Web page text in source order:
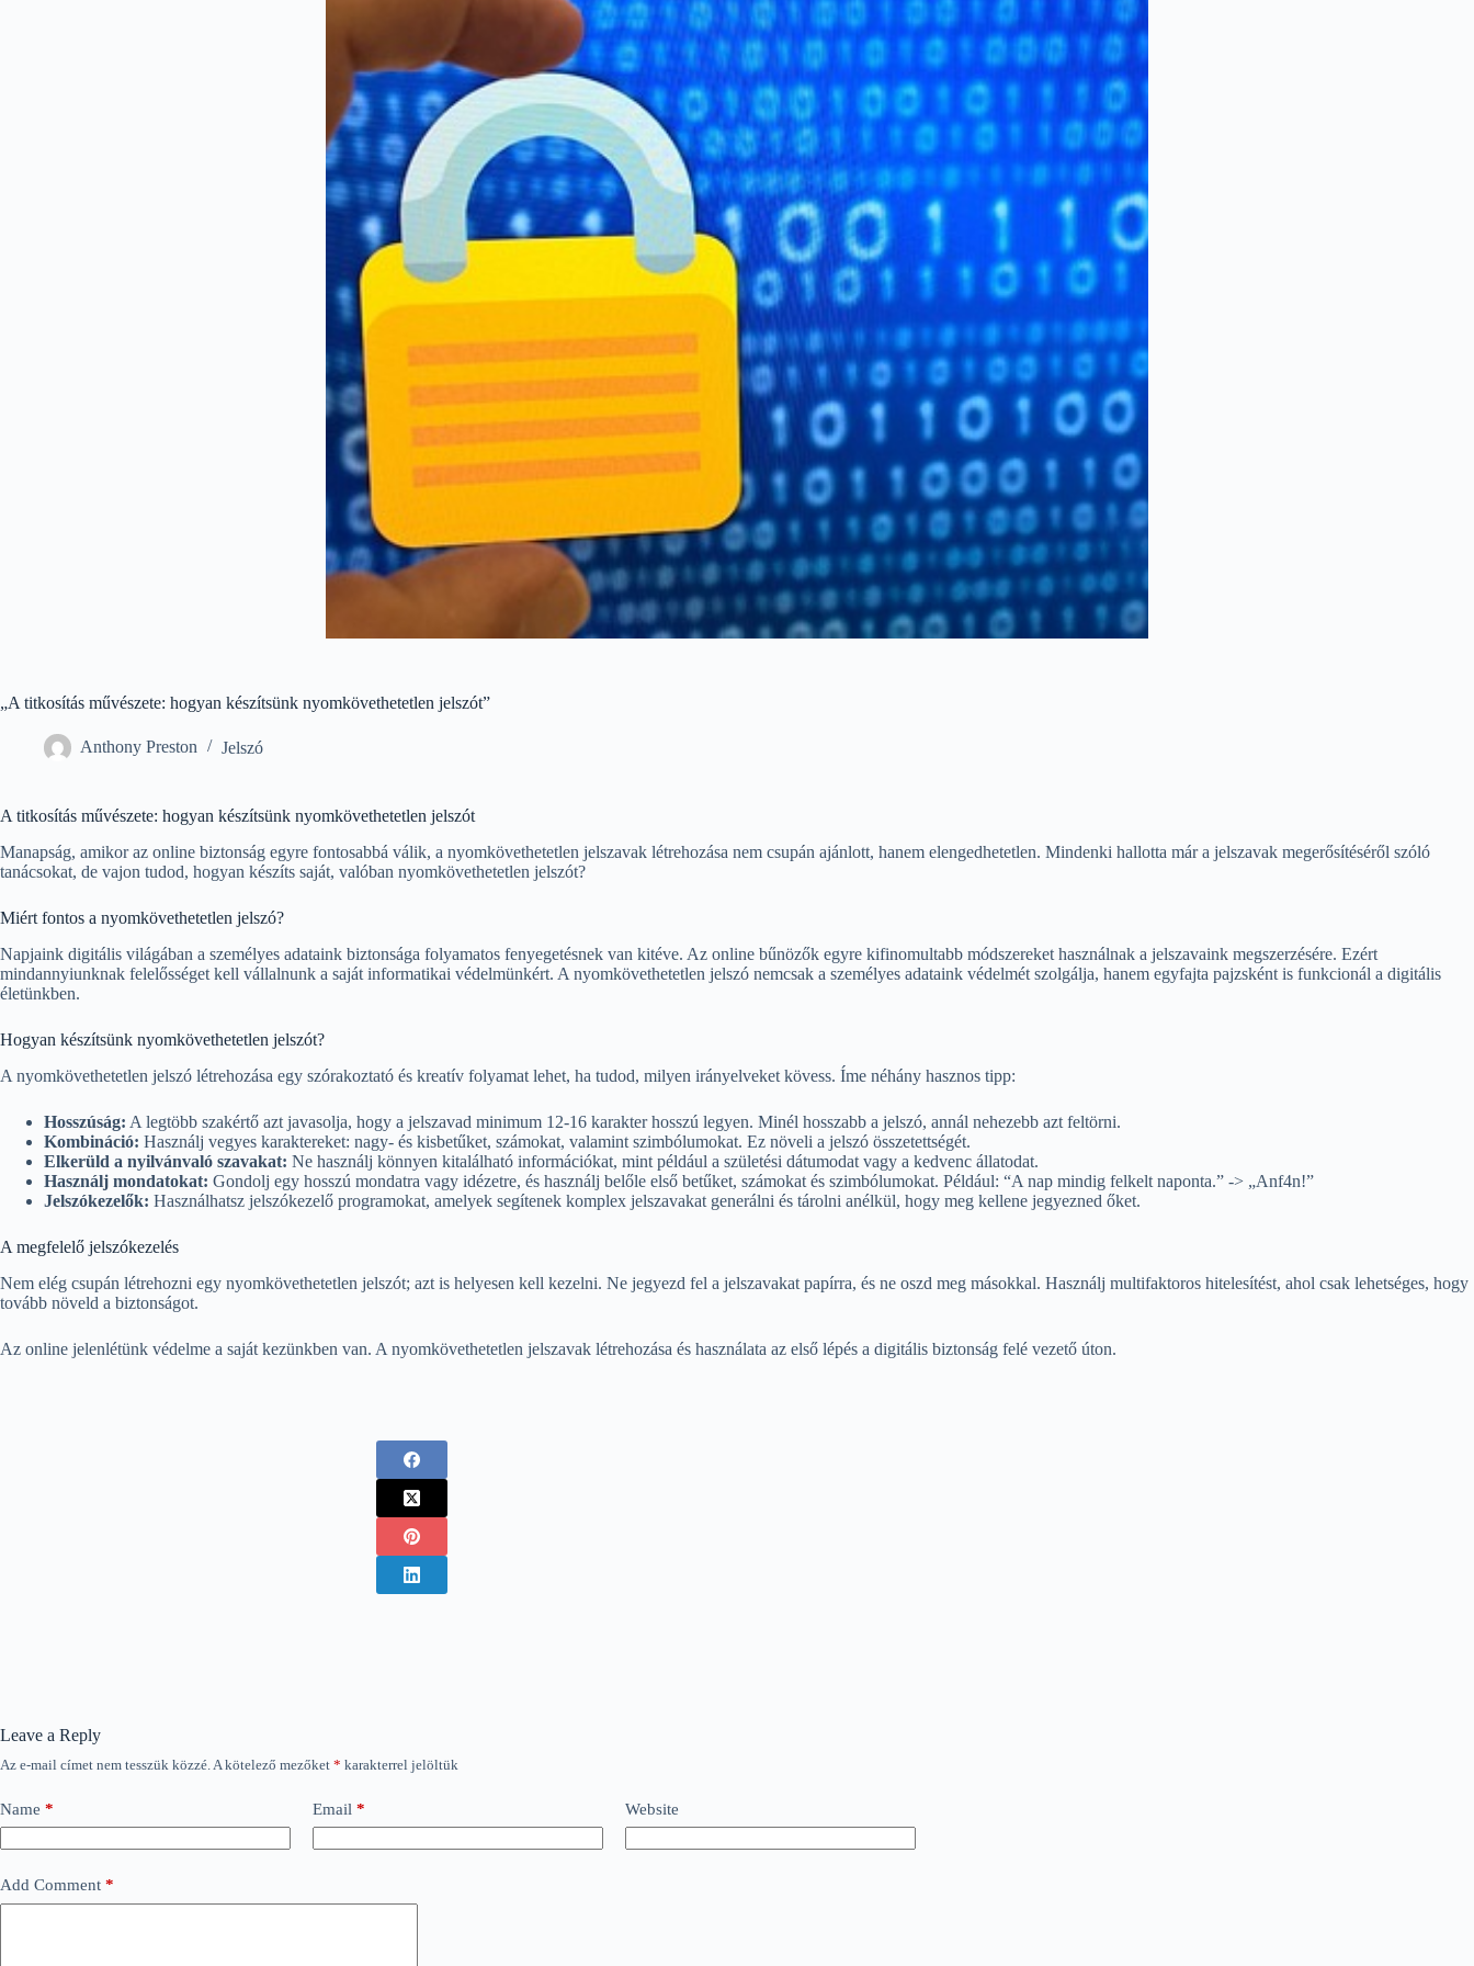
„A titkosítás művészete: hogyan készítsünk nyomkövethetetlen jelszót”
Anthony Preston Jelszó
A titkosítás művészete: hogyan készítsünk nyomkövethetetlen jelszót
Manapság, amikor az online biztonság egyre fontosabbá válik, a nyomkövethetetlen jelszavak létrehozása nem csupán ajánlott, hanem elengedhetetlen. Mindenki hallotta már a jelszavak megerősítéséről szóló
tanácsokat, de vajon tudod, hogyan készíts saját, valóban nyomkövethetetlen jelszót?
Miért fontos a nyomkövethetetlen jelszó?
Napjaink digitális világában a személyes adataink biztonsága folyamatos fenyegetésnek van kitéve. Az online bűnözők egyre kifinomultabb módszereket használnak a jelszavaink megszerzésére. Ezért
mindannyiunknak felelősséget kell vállalnunk a saját informatikai védelmünkért. A nyomkövethetetlen jelszó nemcsak a személyes adataink védelmét szolgálja, hanem egyfajta pajzsként is funkcionál a digitális
életünkben.
Hogyan készítsünk nyomkövethetetlen jelszót?
A nyomkövethetetlen jelszó létrehozása egy szórakoztató és kreatív folyamat lehet, ha tudod, milyen irányelveket kövess. Íme néhány hasznos tipp:
Hosszúság: A legtöbb szakértő azt javasolja, hogy a jelszavad minimum 12-16 karakter hosszú legyen. Minél hosszabb a jelszó, annál nehezebb azt feltörni.
Kombináció: Használj vegyes karaktereket: nagy- és kisbetűket, számokat, valamint szimbólumokat. Ez növeli a jelszó összetettségét.
Elkerüld a nyilvánvaló szavakat: Ne használj könnyen kitalálható információkat, mint például a születési dátumodat vagy a kedvenc állatodat.
Használj mondatokat: Gondolj egy hosszú mondatra vagy idézetre, és használj belőle első betűket, számokat és szimbólumokat. Például: “A nap mindig felkelt naponta.” -> „Anf4n!”
Jelszókezelők: Használhatsz jelszókezelő programokat, amelyek segítenek komplex jelszavakat generálni és tárolni anélkül, hogy meg kellene jegyezned őket.
A megfelelő jelszókezelés
Nem elég csupán létrehozni egy nyomkövethetetlen jelszót; azt is helyesen kell kezelni. Ne jegyezd fel a jelszavakat papírra, és ne oszd meg másokkal. Használj multifaktoros hitelesítést, ahol csak lehetséges, hogy
tovább növeld a biztonságot.
Az online jelenlétünk védelme a saját kezünkben van. A nyomkövethetetlen jelszavak létrehozása és használata az első lépés a digitális biztonság felé vezető úton.
Leave a Reply
Az e-mail címet nem tesszük közzé. A kötelező mezőket * karakterrel jelöltük
Name * Email * Website
Add Comment *